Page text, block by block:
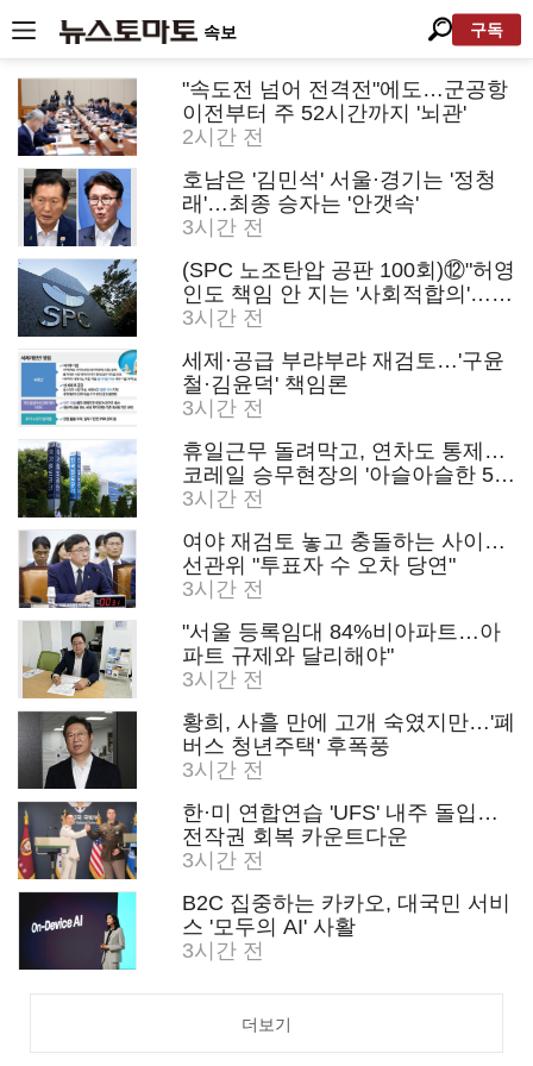
속보 구독
"속도전 넘어 전격전"에도…군공항
이전부터 주 52시간까지 '뇌관'
2시간 전
호남은 '김민석' 서울·경기는 '정청
래'…최종 승자는 '안갯속'
3시간 전
(SPC 노조탄압 공판 100회)⑫"허영
인도 책임 안 지는 '사회적합의'…남
은 건 꼼수·탄압"
3시간 전
세제·공급 부랴부랴 재검토…'구윤
철·김윤덕' 책임론
3시간 전
휴일근무 돌려막고, 연차도 통제…
코레일 승무현장의 '아슬아슬한 52
시간'
3시간 전
여야 재검토 놓고 충돌하는 사이…
선관위 "투표자 수 오차 당연"
3시간 전
"서울 등록임대 84%비아파트…아
파트 규제와 달리해야"
3시간 전
황희, 사흘 만에 고개 숙였지만…'폐
버스 청년주택' 후폭풍
3시간 전
한·미 연합연습 'UFS' 내주 돌입…
전작권 회복 카운트다운
3시간 전
B2C 집중하는 카카오, 대국민 서비
스 '모두의 AI' 사활
3시간 전
더보기